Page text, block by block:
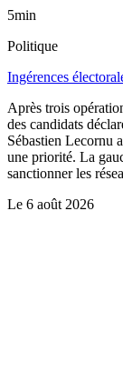
5min
Politique
Ingérences
Après trois
des candidats
Sébastien Lecornu
une priorité. La
sanctionner les
Le 6 août 2026